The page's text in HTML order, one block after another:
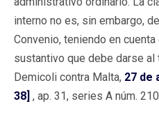
interno no es, sin embargo,
Convenio, teniendo en
sustantivo que debe darse al
Demicoli contra Malta, 27 de
38] , ap. 31, series A núm.